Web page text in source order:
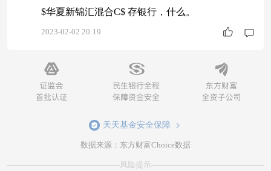
$华夏新锦汇混合C$ 存银行，什么。
2023-02-02 20:19
天天基金安全保障
数据来源：东方财富Choice数据
风险提示